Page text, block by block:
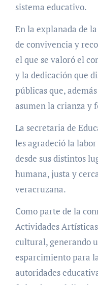
sistema educativo.
En la explanada de
de convivencia y
el que se valoró el
y la dedicación que
públicas que,
asumen la crianza y
La secretaria de
les agradeció la
desde sus distintos
humana, justa y
veracruzana.
Como parte de la
Actividades
cultural, generando
esparcimiento para
autoridades